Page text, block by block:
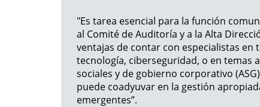
"Es tarea esencial para la función
al Comité de Auditoría y a la Alta
ventajas de contar con especialistas en
tecnología, ciberseguridad, o en temas
sociales y de gobierno corporativo
puede coadyuvar en la gestión
emergentes”.